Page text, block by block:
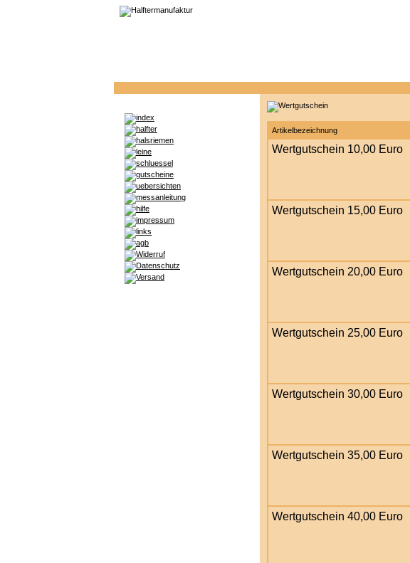
Artikelbezeichnung
Wertgutschein 10,00 Euro
Wertgutschein 15,00 Euro
Wertgutschein 20,00 Euro
Wertgutschein 25,00 Euro
Wertgutschein 30,00 Euro
Wertgutschein 35,00 Euro
Wertgutschein 40,00 Euro